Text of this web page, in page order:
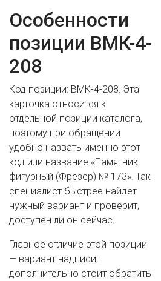
ВАШ ТЕЛЕФОН
Cогласиие на обработку
Особенности
позиции ВМК-4-
208
Код позиции: ВМК-4-208. Эта
карточка относится к
отдельной позиции каталога,
поэтому при обращении
удобно назвать именно этот
код или название «Памятник
фигурный (Фрезер) № 173». Так
специалист быстрее найдет
нужный вариант и проверит,
доступен ли он сейчас.
Главное отличие этой позиции
— вариант надписи;
дополнительно стоит обратить